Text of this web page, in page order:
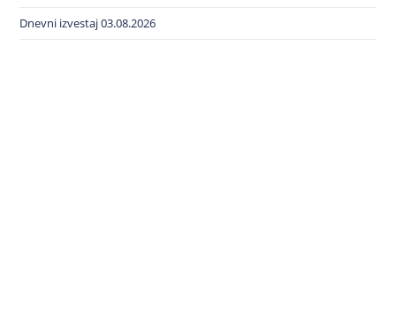
Dnevni izvestaj 03.08.2026